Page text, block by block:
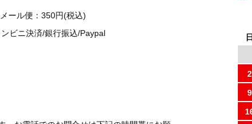
ール便：350円(税込)
ビニ決済/銀行振込/Paypal
2
9